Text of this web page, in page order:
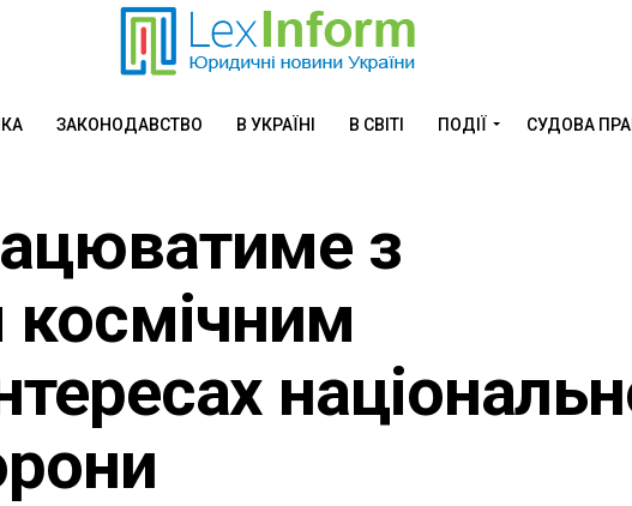
ЗАКОНОДАВСТВО В УКРАЇНІ В СВІТІ ПОДІЇ СУДОВА
з